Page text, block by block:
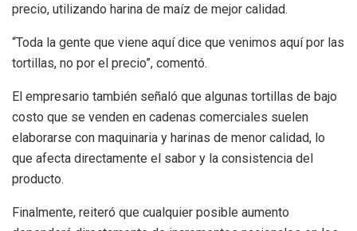
precio, utilizando harina de maíz de mejor calidad.
“Toda la gente que viene aquí dice que venimos aquí por las
tortillas, no por el precio”, comentó.
El empresario también señaló que algunas tortillas de bajo
costo que se venden en cadenas comerciales suelen
elaborarse con maquinaria y harinas de menor calidad, lo
que afecta directamente el sabor y la consistencia del
producto.
Finalmente, reiteró que cualquier posible aumento